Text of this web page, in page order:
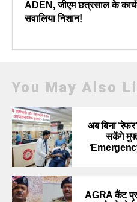
ADEN, जीएम छत्रसाल के
सवालिया निशान!
You May Also
अब बिना
सकेंगे
AGRA कैंट